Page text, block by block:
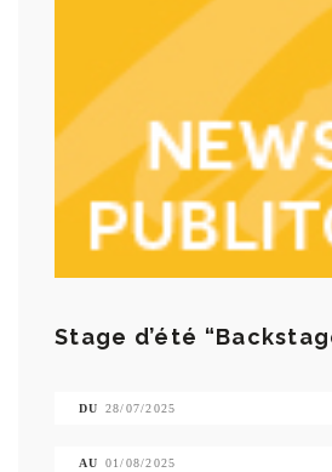
Stage d’été
DU 28/07/2025
AU 01/08/2025